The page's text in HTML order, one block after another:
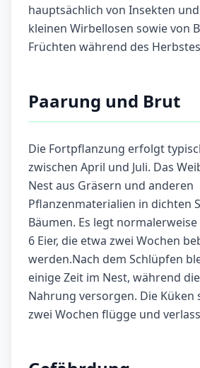
hauptsächlich von Insekten
kleinen Wirbellosen sowie von
Früchten während des
Paarung und Brut
Die Fortpflanzung erfolgt
zwischen April und Juli. Das
Nest aus Gräsern und anderen
Pflanzenmaterialien in dichten
Bäumen. Es legt
6 Eier, die etwa zwei Wochen
werden.Nach dem Schlüpfen
einige Zeit im Nest, während
Nahrung versorgen. Die Küken
zwei Wochen flügge und